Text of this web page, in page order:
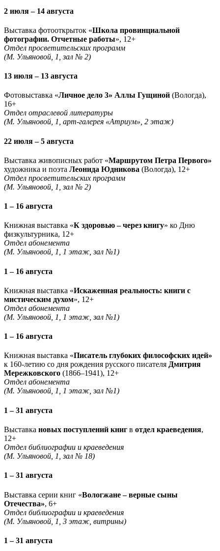
2 июля – 14 августа
Выставка фотооткрыток «Школа провинциальной
фотографии. Отчетные работы», 12+
Отдел просветительских программ
(М. Ульяновой, 1, зал № 2)
13 июля – 13 августа
Фотовыставка «Личное дело 3» Аллы Гущиной (Вологда),
16+
Отдел отраслевой литературы
(М. Ульяновой, 1, арт-галерея «Атриум», 2 этаж)
22 июля – 5 августа
Выставка живописных работ «Маршрутом Петра Первого»
художника и поэта Леонида Юдникова (Вологда), 12+
Отдел просветительских программ
(М. Ульяновой, 1, зал № 2)
1 – 16 августа
Книжная выставка «К здоровью – через книгу» ко Дню
физкультурника, 12+
Отдел абонемента
(М. Ульяновой, 1, 1 этаж, зал №1)
1 – 16 августа
Книжная выставка «Искаженная реальность: книги с
мистическим духом», 12+
Отдел абонемента
(М. Ульяновой, 1, 1 этаж, зал №1)
1 – 16 августа
Книжная выставка «Писатель глубоких философских идей»
к 160-летию со дня рождения русского писателя Дмитрия
Мережковского (1866–1941), 12+
Отдел абонемента
(М. Ульяновой, 1, 1 этаж, зал №1)
1 – 31 августа
Выставка новых поступлений книг в отдел краеведения,
12+
Отдел библиографии и краеведения
(М. Ульяновой, 1, зал № 18)
1 – 31 августа
Выставка серии книг «Вологжане – верные сыны
Отечества», 6+
Отдел библиографии и краеведения
(М. Ульяновой, 1, 3 этаж, витрины)
1 – 31 августа